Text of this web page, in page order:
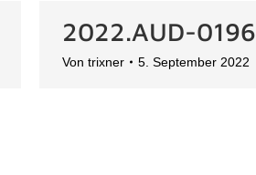
2022.AUD-0196
Von trixner 5. September 2022